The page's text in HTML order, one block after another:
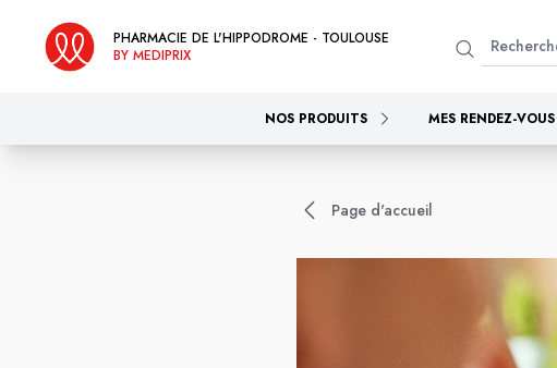
PHARMACIE DE L'HIPPODROME - TOULOUSE
BY MEDIPRIX
NOS PRODUITS MES RENDEZ-VOUS
Page d'accueil